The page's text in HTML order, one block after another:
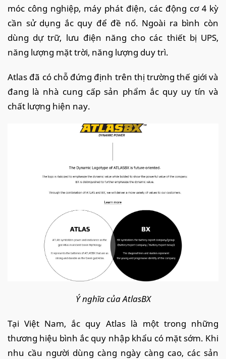
móc công nghiệp, máy phát điện, các động cơ 4 kỳ
cần sử dụng ắc quy để đề nổ. Ngoài ra bình còn
dùng dự trữ, lưu điện năng cho các thiết bị UPS,
năng lượng mặt trời, năng lượng duy trì.
Atlas đã có chỗ đứng định trên thị trường thế giới và
đang là nhà cung cấp sản phẩm ắc quy uy tín và
chất lượng hiện nay.
Ý nghĩa của AtlasBX
Tại Việt Nam, ắc quy Atlas là một trong những
thương hiệu bình ắc quy nhập khẩu có mặt sớm. Khi
nhu cầu người dùng càng ngày càng cao, các sản